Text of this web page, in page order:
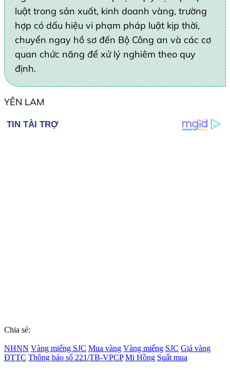
luật trong sản xuất, kinh doanh vàng, trường
hợp có dấu hiệu vi phạm pháp luật kịp thời,
chuyển ngay hồ sơ đến Bộ Công an và các cơ
quan chức năng để xử lý nghiêm theo quy
định.
YÊN LAM
Chia sẻ:
NHNN Vàng miếng SJC Mua vàng Vàng miếng SJC Giá vàng
ĐTTC Thông báo số 221/TB-VPCP Mi Hồng Suất mua